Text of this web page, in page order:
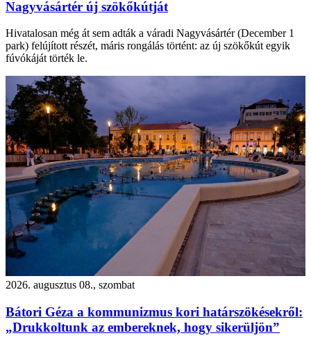
Nagyvásártér új szökőkútját
Hivatalosan még át sem adták a váradi Nagyvásártér (December 1
park) felújított részét, máris rongálás történt: az új szökőkút egyik
fúvókáját törték le.
2026. augusztus 08., szombat
Bátori Géza a kommunizmus kori határszökésekről:
„Drukkoltunk az embereknek, hogy sikerüljön”